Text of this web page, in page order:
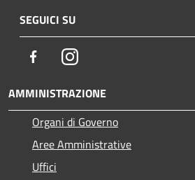
SEGUICI SU
FacebookInstagram
AMMINISTRAZIONE
Organi di Governo
Aree Amministrative
Uffici